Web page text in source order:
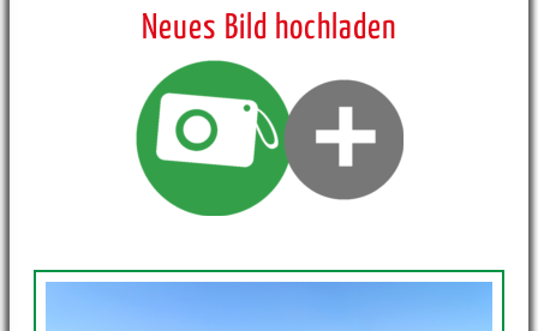
Neues Bild hochladen